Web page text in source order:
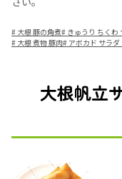
# 大根 豚の角煮# きゅうり ちくわ
# 大根 煮物 豚肉# アボカド サラダ
大根帆立